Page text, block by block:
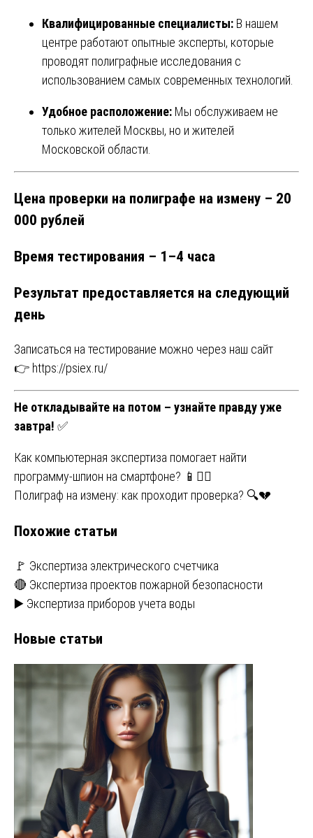
Квалифицированные специалисты: В нашем
центре работают опытные эксперты, которые
проводят полиграфные исследования с
использованием самых современных технологий.
Удобное расположение: Мы обслуживаем не
только жителей Москвы, но и жителей
Московской области.
Цена проверки на полиграфе на измену – 20
000 рублей
Время тестирования – 1–4 часа
Результат предоставляется на следующий
день
Записаться на тестирование можно через наш сайт
👉 https://psiex.ru/
Не откладывайте на потом – узнайте правду уже
завтра! ✅
Навигация
по
Как компьютерная экспертиза помогает найти
программу-шпион на смартфоне? 📱🕵️‍♂️
Полиграф на измену: как проходит проверка? 🔍💔
Похожие статьи
🚩 Экспертиза электрического счетчика
🔴 Экспертиза проектов пожарной безопасности
▶️ Экспертиза приборов учета воды
Новые статьи